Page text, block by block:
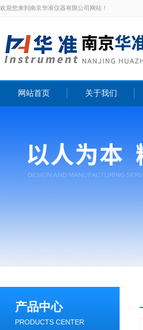
欢迎您来到南京华准仪器有限公司网站！
网站首页 关于我们
产品中心
PRODUCTS CENTER